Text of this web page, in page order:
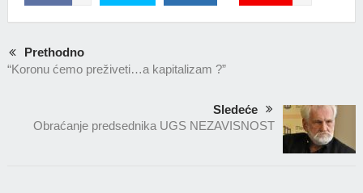
Prethodno
“Koronu ćemo preživeti…a kapitalizam ?”
Sledeće
Obraćanje predsednika UGS NEZAVISNOST